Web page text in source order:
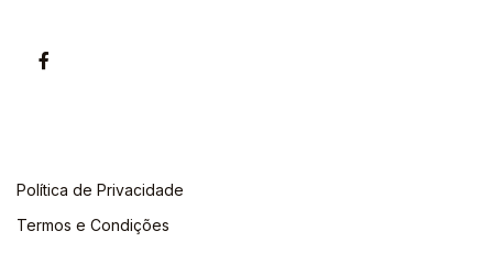
Política de Privacidade
Termos e Condições